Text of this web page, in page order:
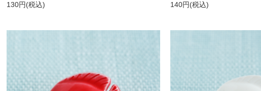
130円(税込) 140円(税込)